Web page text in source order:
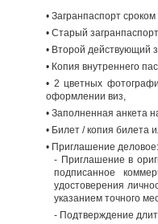
• Загранпаспорт
• Старый
• Второй действующий
• Копия внутреннего
• 2 цветных
оформлении виз,
• Заполненная анкета
• Билет / копия билета
• Приглашение деловое:
- Приглашение в
подписанное
удостоверения
указанием точного
- Подтверждение